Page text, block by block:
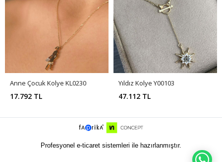
Anne Çocuk Kolye KL0230
17.792 TL
Yıldız Kolye Y00103
47.112 TL
Profesyonel e-ticaret sistemleri ile hazırlanmıştır.